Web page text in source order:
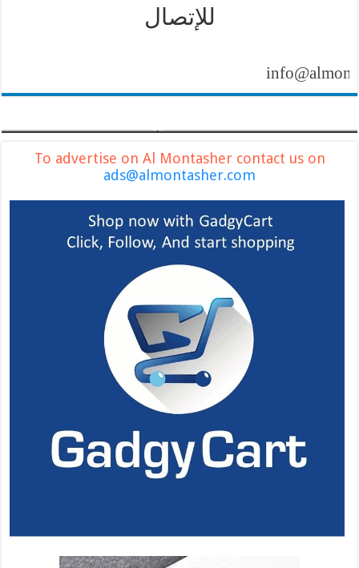
للإتصال
To advertise on Al Montasher contact us on
ads@almontasher.com